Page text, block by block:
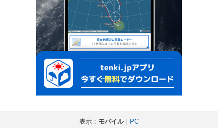
表示： モバイル｜
PC